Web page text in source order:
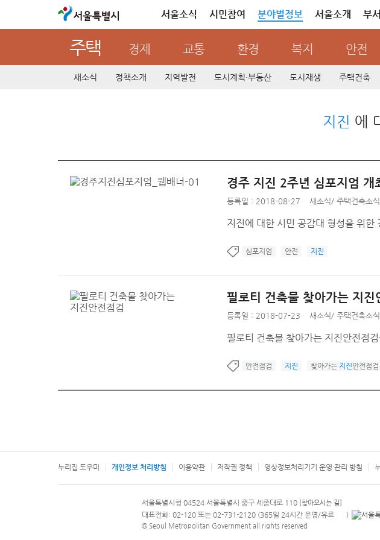
서울특별시 서울소식 시민참여 분야별정보 서울소개 부
주택 경제 교통 환경 복지 안전
새소식 정책소개 지역발전 도시계획·부동산 도시재생 주택건축
지진 에
경주 지진 2주년 심포지엄 개
등록일 : 2018-08-27 새소식/ 주택건축소식
지진에 대한 시민 공감대 형성을 위
심포지엄 안전 지진
필로티 건축물 찾아가는 지진
등록일 : 2018-07-23 새소식/ 주택건축소식
필로티 건축물 찾아가는 지진안전점
안전점검 지진 찾아가는 지진안전점검
누리집 도우미 개인정보 처리방침 이용약관 저작권 정책 영상정보처리기기 운영·관리 방침
문의 전화번호 120, 120 다산콜재단
서울특별시청 04524 서울특별시 중구 세종대로 110 [찾아오시는 길]
대표전화: 02-120 또는 02-731-2120 (365일 24시간 운영/유료 안내팝업 열
)
© Seoul Metropolitan Government all rights reserved